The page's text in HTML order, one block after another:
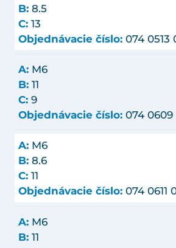
B: 8.5
C: 13
Objednávacie číslo: 074 0513
A: M6
B: 11
C: 9
Objednávacie číslo: 074
A: M6
B: 8.6
C: 11
Objednávacie číslo: 074 0611
A: M6
B: 11